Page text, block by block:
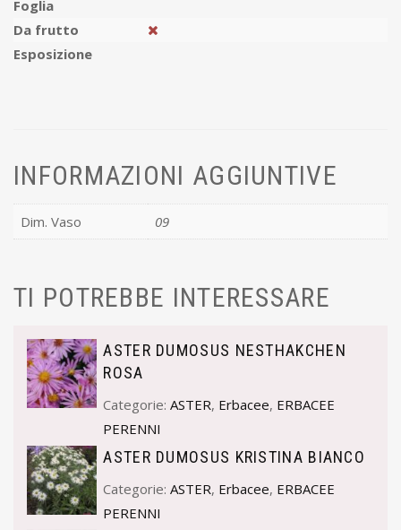
Foglia
Da frutto
Esposizione
INFORMAZIONI AGGIUNTIVE
Dim. Vaso 09
TI POTREBBE INTERESSARE
ASTER DUMOSUS NESTHAKCHEN
ROSA
Categorie:ASTER, Erbacee, ERBACEE
PERENNI
ASTER DUMOSUS KRISTINA BIANCO
Categorie:ASTER, Erbacee, ERBACEE
PERENNI